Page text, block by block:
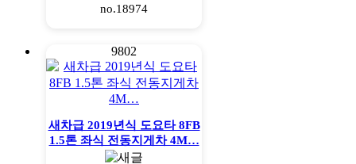
no.18974
9802
새차급 2019년식 도요타 8FB
1.5톤 좌식 전동지게차 4M…